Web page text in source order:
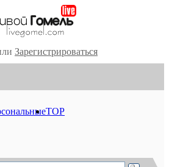
Зарегистрироваться
TOP